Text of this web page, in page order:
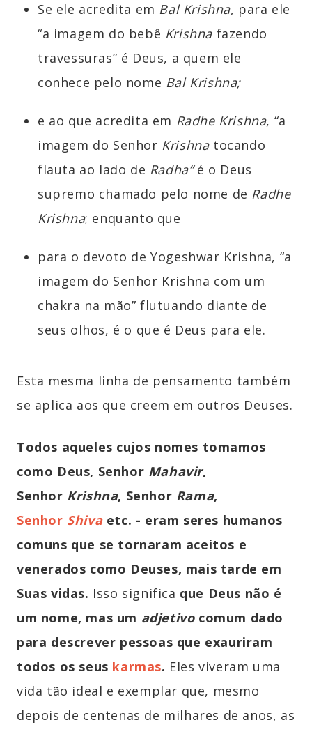
Se ele acredita em Bal Krishna, para ele
“a imagem do bebê Krishna fazendo
travessuras” é Deus, a quem ele
conhece pelo nome Bal Krishna;
e ao que acredita em Radhe Krishna, “a
imagem do Senhor Krishna tocando
flauta ao lado de Radha”é o Deus
supremo chamado pelo nome de Radhe
Krishna; enquanto que
para o devoto de Yogeshwar Krishna, “a
imagem do Senhor Krishna com um
chakra na mão” flutuando diante de
seus olhos, é o que é Deus para ele.
Esta mesma linha de pensamento também
se aplica aos que creem em outros Deuses.
Todos aqueles cujos nomes tomamos
como Deus, Senhor Mahavir,
Senhor Krishna, Senhor Rama,
Senhor Shivaetc. - eram seres humanos
comuns que se tornaram aceitos e
venerados como Deuses, mais tarde em
Suas vidas. Isso significa que Deus não é
um nome, mas um adjetivocomum dado
para descrever pessoas que exauriram
todos os seus karmas. Eles viveram uma
vida tão ideal e exemplar que, mesmo
depois de centenas de milhares de anos, as